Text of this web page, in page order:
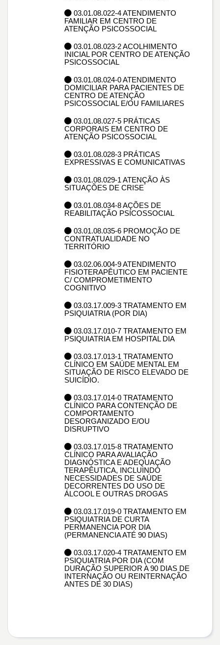
03.01.08.022-4 ATENDIMENTO
FAMILIAR EM CENTRO DE
ATENÇÃO PSICOSSOCIAL
03.01.08.023-2 ACOLHIMENTO
INICIAL POR CENTRO DE ATENÇÃO
PSICOSSOCIAL
03.01.08.024-0 ATENDIMENTO
DOMICILIAR PARA PACIENTES DE
CENTRO DE ATENÇÃO
PSICOSSOCIAL E/OU FAMILIARES
03.01.08.027-5 PRÁTICAS
CORPORAIS EM CENTRO DE
ATENÇÃO PSICOSSOCIAL
03.01.08.028-3 PRÁTICAS
EXPRESSIVAS E COMUNICATIVAS
03.01.08.029-1 ATENÇÃO ÀS
SITUAÇÕES DE CRISE
03.01.08.034-8 AÇÕES DE
REABILITAÇÃO PSICOSSOCIAL
03.01.08.035-6 PROMOÇÃO DE
CONTRATUALIDADE NO
TERRITÓRIO
03.02.06.004-9 ATENDIMENTO
FISIOTERAPÊUTICO EM PACIENTE
C/ COMPROMETIMENTO
COGNITIVO
03.03.17.009-3 TRATAMENTO EM
PSIQUIATRIA (POR DIA)
03.03.17.010-7 TRATAMENTO EM
PSIQUIATRIA EM HOSPITAL DIA
03.03.17.013-1 TRATAMENTO
CLÍNICO EM SAÚDE MENTAL EM
SITUAÇÃO DE RISCO ELEVADO DE
SUICÍDIO.
03.03.17.014-0 TRATAMENTO
CLÍNICO PARA CONTENÇÃO DE
COMPORTAMENTO
DESORGANIZADO E/OU
DISRUPTIVO
03.03.17.015-8 TRATAMENTO
CLÍNICO PARA AVALIAÇÃO
DIAGNÓSTICA E ADEQUAÇÃO
TERAPÊUTICA, INCLUINDO
NECESSIDADES DE SAÚDE
DECORRENTES DO USO DE
ÁLCOOL E OUTRAS DROGAS
03.03.17.019-0 TRATAMENTO EM
PSIQUIATRIA DE CURTA
PERMANENCIA POR DIA
(PERMANENCIA ATÉ 90 DIAS)
03.03.17.020-4 TRATAMENTO EM
PSIQUIATRIA POR DIA (COM
DURAÇÃO SUPERIOR A 90 DIAS DE
INTERNAÇÃO OU REINTERNAÇÃO
ANTES DE 30 DIAS)